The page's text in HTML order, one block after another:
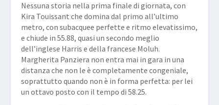
Nessuna storia nella prima finale di giornata, con
Kira Touissant che domina dal primo all’ultimo
metro, con subacquee perfette e ritmo elevatissimo,
e chiude in 55.88, quasi un secondo meglio
dell’inglese Harris e della francese Moluh.
Margherita Panziera non entra mai in gara in una
distanza che non le è completamente congeniale,
soprattutto quando non è in forma perfetta: per lei
un ottavo posto con il tempo di 58.25.